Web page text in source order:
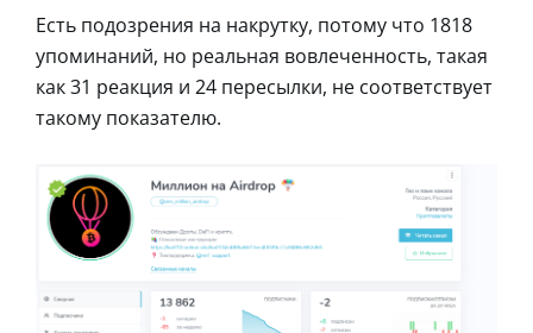
Есть подозрения на накрутку, потому что 1818
упоминаний, но реальная вовлеченность, такая
как 31 реакция и 24 пересылки, не соответствует
такому показателю.